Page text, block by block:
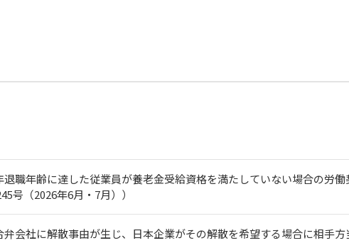
退職年齢に達した従業員が養老金受給資格を満たしていない場合の労
号（2026年6月・7月））
弁会社に解散事由が生じ、日本企業がその解散を希望する場合に相手